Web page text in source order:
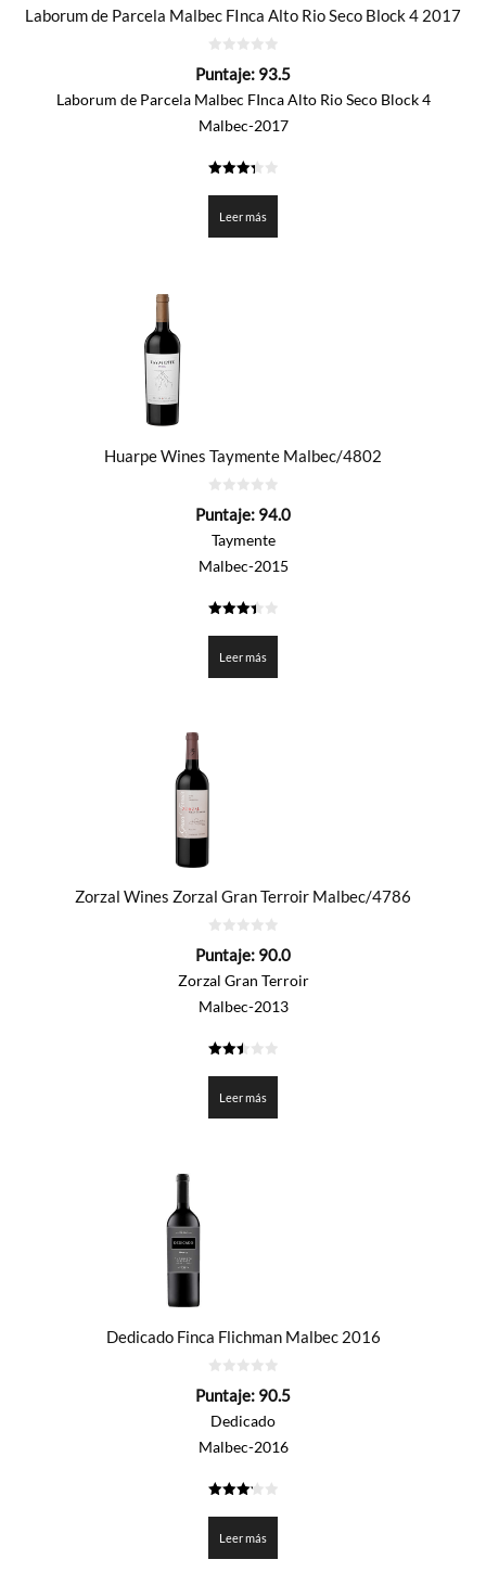
Laborum de Parcela Malbec FInca Alto Rio Seco Block 4 2017
de
Puntaje: 93.5
Laborum de Parcela Malbec FInca Alto Rio Seco Block 4
Malbec-2017
Leer más
Huarpe Wines Taymente Malbec/4802
de
Puntaje: 94.0
Taymente
Malbec-2015
de 5
Leer más
Zorzal Wines Zorzal Gran Terroir Malbec/4786
de
Puntaje: 90.0
Zorzal Gran Terroir
Malbec-2013
de 5
Leer más
Dedicado Finca Flichman Malbec 2016
de
Puntaje: 90.5
Dedicado
Malbec-2016
de 5
Leer más